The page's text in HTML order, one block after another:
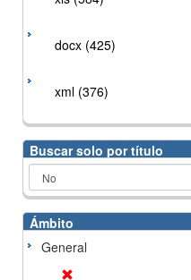
docx (425)
xml (376)
Buscar solo por título
Ámbito
General